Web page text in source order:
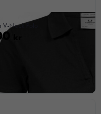
Neck Polo